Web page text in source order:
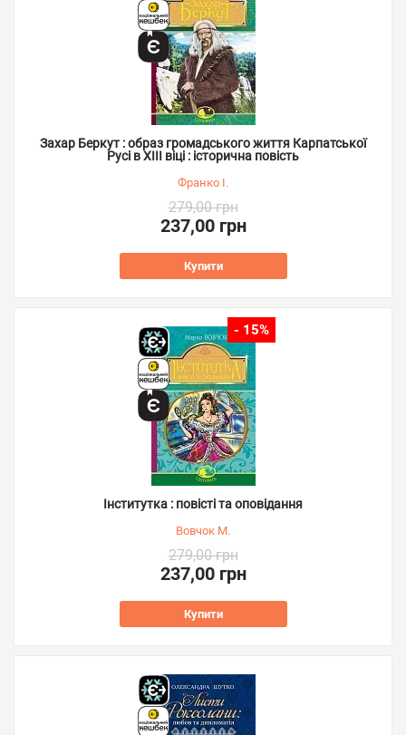
Захар Беркут : образ громадського життя Карпатської
Русі в XIII віці : історична повість
Франко І.
279,00 грн
237,00 грн
Купити
- 15%
Інститутка : повісті та оповідання
Вовчок М.
279,00 грн
237,00 грн
Купити